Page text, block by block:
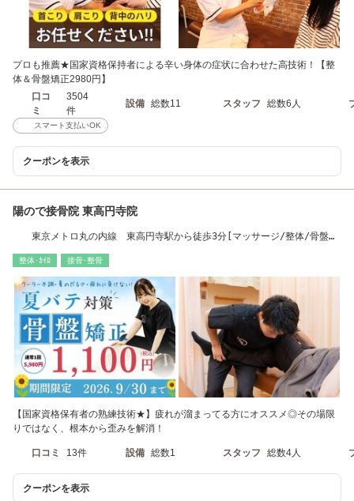
プロも推薦★国家資格保持者による辛い身体の症状に合わせた高技術！【整
体＆骨盤矯正2980円】
口コ
ミ
3504
件
設備 総数11 スタッフ 総数6人
スマート支払いOK
クーポンを表示
陽ので接骨院 東高円寺院
東京メトロ丸の内線 東高円寺駅から徒歩3分[マッサージ/整体/骨盤矯
整体･ｶｲﾛ 接骨･整骨
【国家資格保有者の熟練技術★】疲れが溜まってる方にオススメ◎その場限
りではなく、根本から歪みを解消！
口コミ 13件 設備 総数1 スタッフ 総数4人
クーポンを表示